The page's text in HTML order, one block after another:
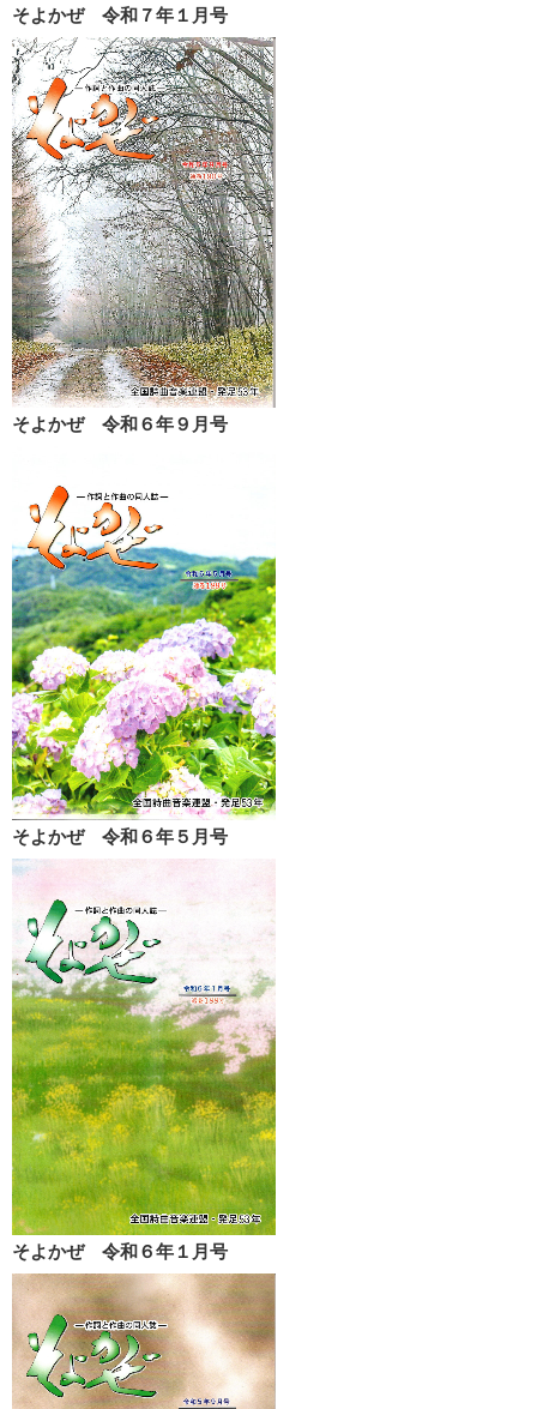
そよかぜ 令和７年１月号
そよかぜ 令和６年９月号
そよかぜ 令和６年５月号
そよかぜ 令和６年１月号